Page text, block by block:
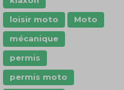
loisir moto
Moto
mécanique
permis
permis moto